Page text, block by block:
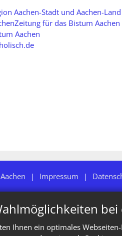
Ihnen ein optimales
Aachen-Stadt und Aachen-Land
für das Bistum Aachen
Aachen
Impressum